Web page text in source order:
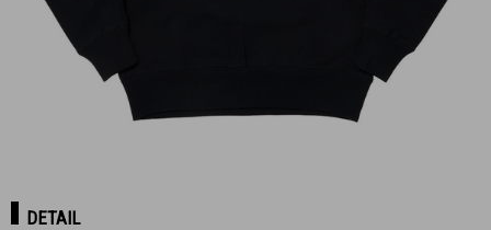
DETAIL